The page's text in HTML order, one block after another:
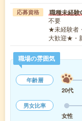
応募資格 職種未経験
不要
★未経験者
大歓迎★・
職場の雰囲気
年齢層
20代
男女比率
女性